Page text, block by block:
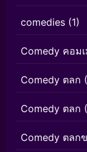
comedies (1)
Comedy คอม
Comedy ตลก
Comedy ตลก
Comedy ตลก